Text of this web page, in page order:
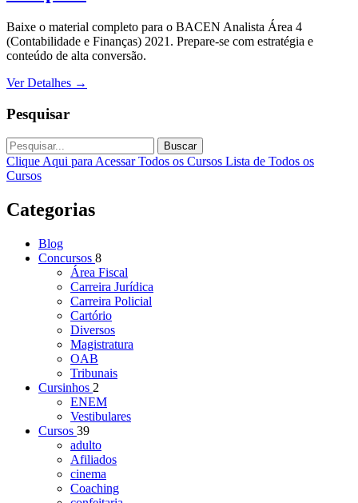
Baixe o material completo para o BACEN Analista Área 4
(Contabilidade e Finanças) 2021. Prepare-se com estratégia e
conteúdo de alta conversão.
Ver Detalhes →
Pesquisar
Buscar
Clique Aqui para Acessar Todos os Cursos Lista de Todos os
Cursos
Categorias
Blog
Concursos 8
Área Fiscal
Carreira Jurídica
Carreira Policial
Cartório
Diversos
Magistratura
OAB
Tribunais
Cursinhos 2
ENEM
Vestibulares
Cursos 39
adulto
Afiliados
cinema
Coaching